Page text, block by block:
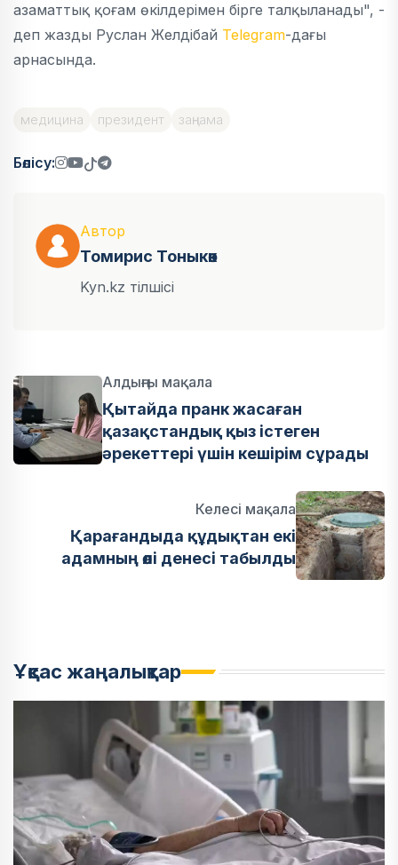
азаматтық қоғам өкілдерімен бірге талқыланады", -
деп жазды Руслан Желдібай Telegram-дағы
арнасында.
медицина президент заңнама
Бөлісу:
Автор
Томирис Тоныкөк
Kyn.kz тілшісі
Алдыңғы мақала
Қытайда пранк жасаған
қазақстандық қыз істеген
әрекеттері үшін кешірім сұрады
Келесі мақала
Қарағандыда құдықтан екі
адамның өлі денесі табылды
Ұқсас жаңалықтар